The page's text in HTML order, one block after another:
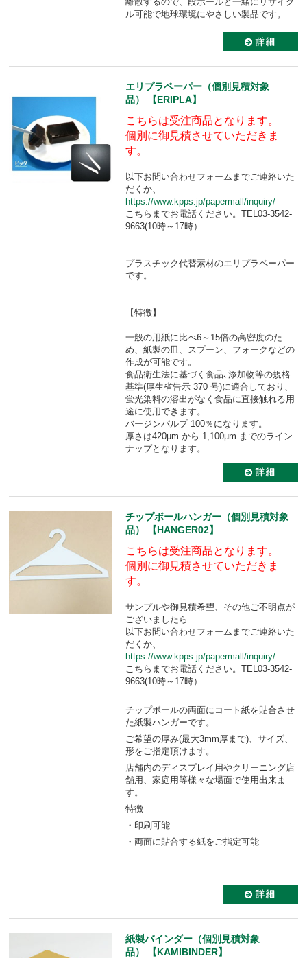
ル可能で地球環境にやさしい製品です。
エリプラペーパー（個別見積対象
品） 【ERIPLA】
こちらは受注商品となります。
個別に御見積させていただきま
す。
以下お問い合わせフォームまでご連絡いた
だくか、
https://www.kpps.jp/papermall/inquiry/
こちらまでお電話ください。TEL03-3542-
9663(10時～17時）
プラスチック代替素材のエリプラペーパー
です。
【特徴】
一般の用紙に比べ6～15倍の高密度のた
め、紙製の皿、スプーン、フォークなどの
作成が可能です。
食品衛生法に基づく食品､添加物等の規格
基準(厚生省告示 370 号)に適合しており、
蛍光染料の溶出がなく食品に直接触れる用
途に使用できます。
バージンパルプ 100％になります。
厚さは420µm から 1,100µm までのライン
ナップとなります。
チップボールハンガー（個別見積対象
品） 【HANGER02】
こちらは受注商品となります。
個別に御見積させていただきま
す。
サンプルや御見積希望、その他ご不明点が
ございましたら
以下お問い合わせフォームまでご連絡いた
だくか、
https://www.kpps.jp/papermall/inquiry/
こちらまでお電話ください。TEL03-3542-
9663(10時～17時）
チップボールの両面にコート紙を貼合させ
た紙製ハンガーです。
ご希望の厚み(最大3mm厚まで)、サイズ、
形をご指定頂けます。
店舗内のディスプレイ用やクリーニング店
舗用、家庭用等様々な場面で使用出来ま
す。
特徴
・印刷可能
・両面に貼合する紙をご指定可能
紙製バインダー（個別見積対象
品） 【KAMIBINDER】